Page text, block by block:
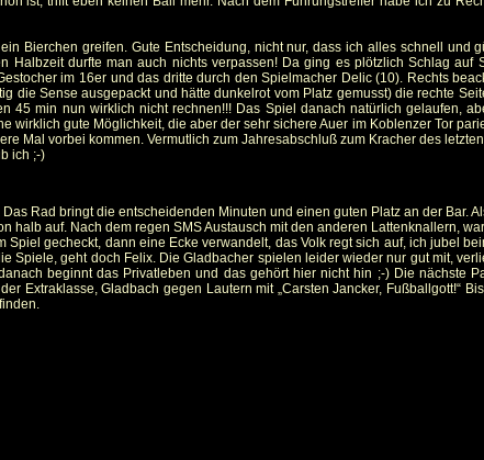
Bierchen greifen. Gute Entscheidung, nicht nur, dass ich alles schnell und
Halbzeit durfte man auch nichts verpassen! Da ging es plötzlich Schlag auf
im 16er und das dritte durch den Spielmacher Delic (10). Rechts
die Sense ausgepackt und hätte dunkelrot vom Platz gemusst) die rechte
45 min nun wirklich nicht rechnen!!! Das Spiel danach natürlich gelaufen,
gute Möglichkeit, die aber der sehr sichere Auer im Koblenzer Tor
Mal vorbei kommen. Vermutlich zum Jahresabschluß zum Kracher des
ich ;-)
Rad bringt die entscheidenden Minuten und einen guten Platz an der Bar.
auf. Nach dem regen SMS Austausch mit den anderen Lattenknallern,
gecheckt, dann eine Ecke verwandelt, das Volk regt sich auf, ich jubel
Spiele, geht doch Felix. Die Gladbacher spielen leider wieder nur gut mit,
beginnt das Privatleben und das gehört hier nicht hin ;-) Die nächste
Extraklasse, Gladbach gegen Lautern mit „Carsten Jancker, Fußballgott!“